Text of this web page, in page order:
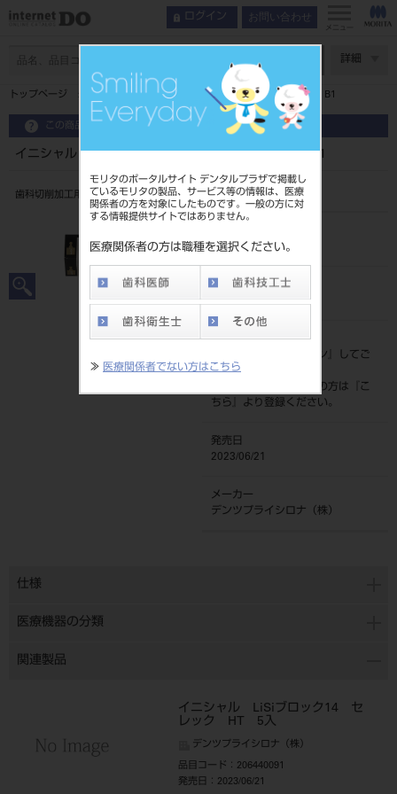
モリタのポータルサイト デンタルプラザで掲載し
ているモリタの製品、サービス等の情報は、医療
関係者の方を対象にしたものです。一般の方に対
する情報提供サイトではありません。
医療関係者の方は職種を選択ください。
≫ 医療関係者でない方はこちら
ログイン お問い合わせ
メニュー
詳細
トップページ イニシャル LiSiブロック14 セレック HT 5入 B1
この商品に関するお問い合わせ
イニシャル LiSiブロック14 セレック HT 5入 B1
歯科切削加工用セラミックス
206440091B1
JAN/EANコード
標準価格
ログイン
』してご
覧ください。
ネット会員登録がまだの方は『
こ
ちら
』より登録ください。
発売日
2023/06/21
メーカー
デンツプライシロナ（株）
仕様
医療機器の分類
関連製品
イニシャル LiSiブロック14 セ
レック HT 5入
デンツプライシロナ（株）
品目コード ：206440091
発売日
：2023/06/21